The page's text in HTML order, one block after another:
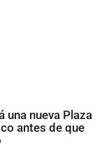
una nueva Plaza
antes de que